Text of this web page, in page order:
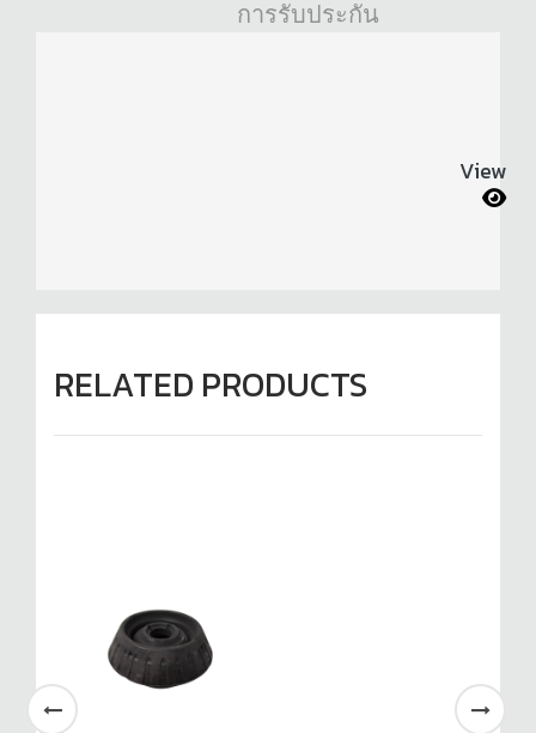
การรับประกัน
View
RELATED PRODUCTS